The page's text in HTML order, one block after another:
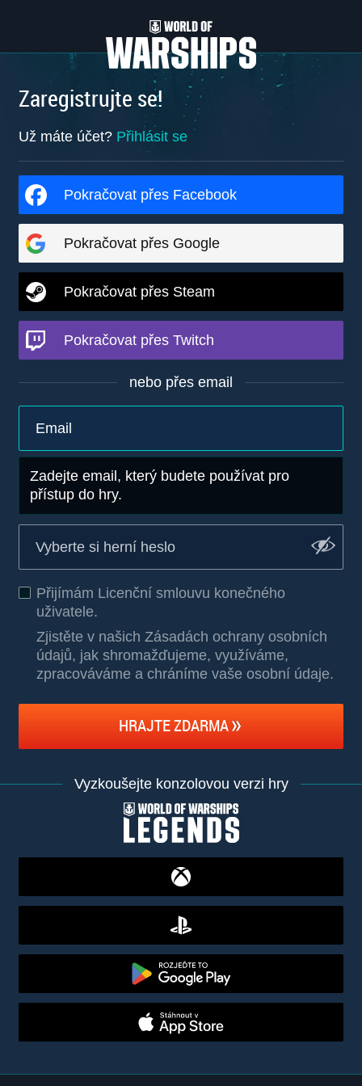
Zaregistrujte se!
Už máte účet? Přihlásit se
Pokračovat přes Facebook
Pokračovat přes Google
Pokračovat přes Steam
Pokračovat přes Twitch
nebo přes email
Zadejte email, který budete používat pro
přístup do hry.
Přijímám Licenční smlouvu konečného
uživatele.
Zjistěte v našich Zásadách ochrany osobních
údajů, jak shromažďujeme, využíváme,
zpracováváme a chráníme vaše osobní údaje.
HRAJTE ZDARMA
Vyzkoušejte konzolovou verzi hry